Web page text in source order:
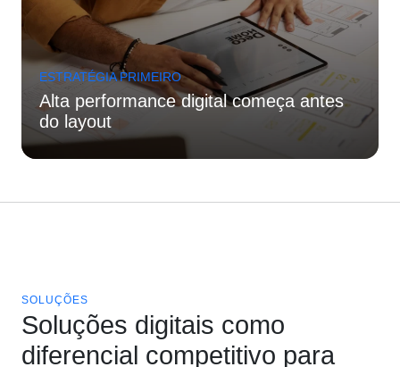
ESTRATÉGIA PRIMEIRO
Alta performance digital começa antes
do layout
SOLUÇÕES
Soluções digitais como
diferencial competitivo para